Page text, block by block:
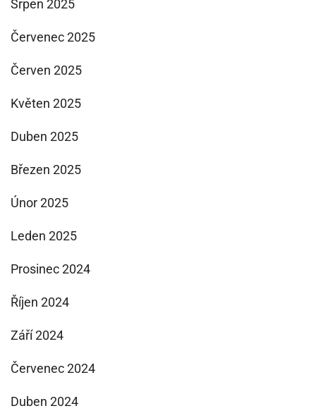
Srpen 2025
Červenec 2025
Červen 2025
Květen 2025
Duben 2025
Březen 2025
Únor 2025
Leden 2025
Prosinec 2024
Říjen 2024
Září 2024
Červenec 2024
Duben 2024